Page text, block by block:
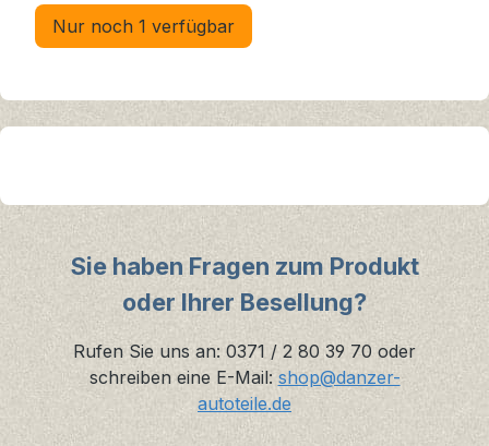
Nur noch 1 verfügbar
Sie haben Fragen zum Produkt
oder Ihrer Besellung?
Rufen Sie uns an: 0371 / 2 80 39 70 oder
schreiben eine E-Mail: shop@danzer-
autoteile.de